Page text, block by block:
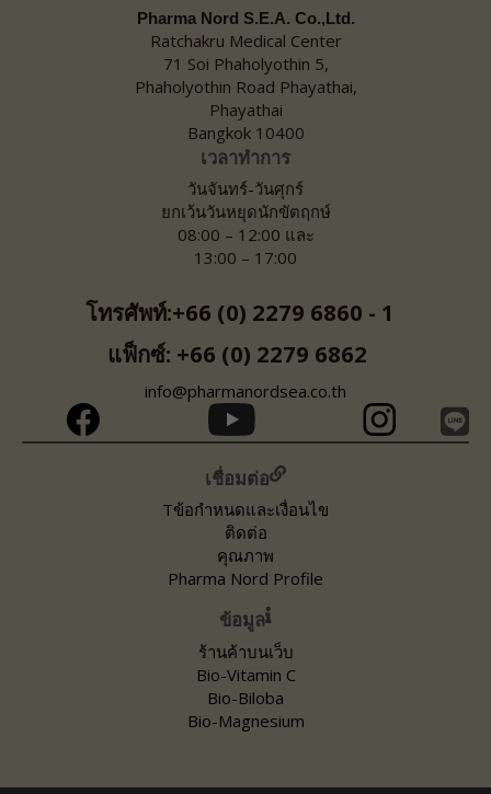
Pharma Nord S.E.A. Co.,Ltd.
Ratchakru Medical Center
71 Soi Phaholyothin 5,
Phaholyothin Road Phayathai,
Phayathai
Bangkok 10400
เวลาทำการ
วันจันทร์-วันศุกร์
ยกเว้นวันหยุดนักขัตฤกษ์
08:00 – 12:00 และ
13:00 – 17:00
โทรศัพท์:+66 (0) 2279 6860 - 1
แฟ็กซ์: +66 (0) 2279 6862
info@pharmanordsea.co.th
เชื่อมต่อ
Tข้อกำหนดและเงื่อนไข
ติดต่อ
คุณภาพ
Pharma Nord Profile
ข้อมูล
ร้านค้าบนเว็บ
Bio-Vitamin C
Bio-Biloba
Bio-Magnesium